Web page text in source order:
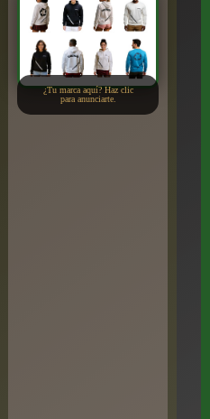
¿Tu marca aquí? Haz clic
para anunciarte.